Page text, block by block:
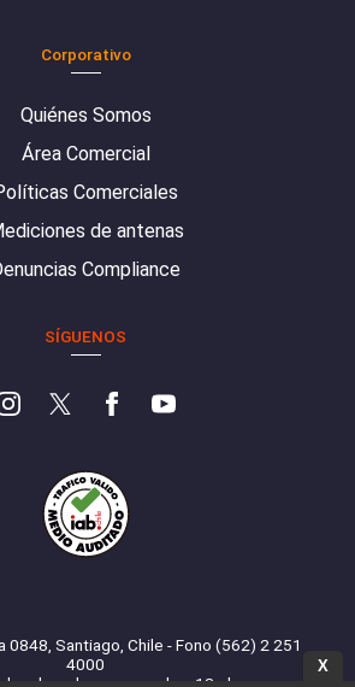
Corporativo
Quiénes Somos
Área Comercial
Comerciales
de antenas
Compliance
SÍGUENOS
0848, Santiago, Chile - Fono (562) 2 251
4000
X